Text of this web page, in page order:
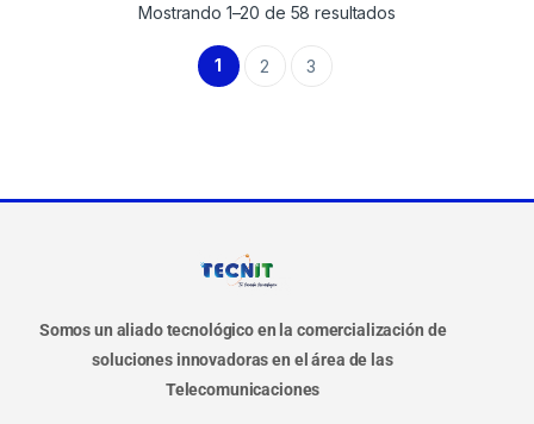
Mostrando 1–20 de 58 resultados
1 2 3
Somos un aliado tecnológico en la comercialización de
soluciones innovadoras en el área de las
Telecomunicaciones